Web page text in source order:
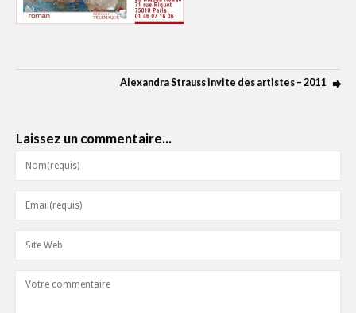
Alexandra Strauss invite des artistes – 2011
Laissez un commentaire...